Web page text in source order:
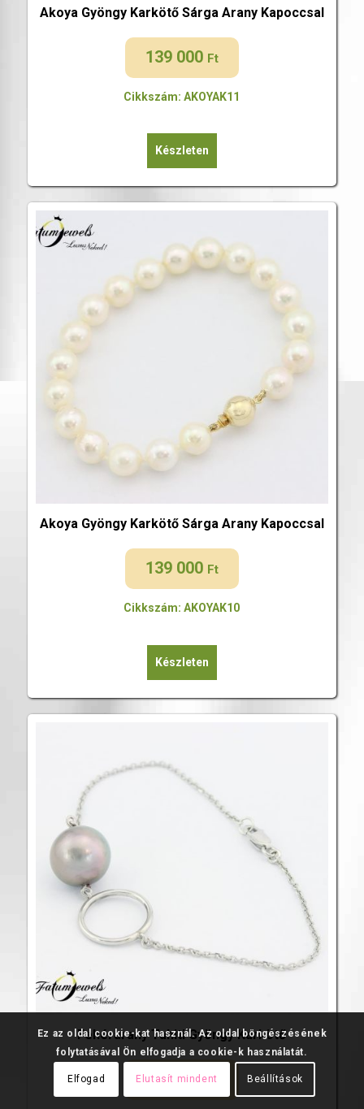
Akoya Gyöngy Karkötő Sárga Arany Kapoccsal
139 000 Ft
Cikkszám: AKOYAK11
Készleten
Akoya Gyöngy Karkötő Sárga Arany Kapoccsal
139 000 Ft
Cikkszám: AKOYAK10
Készleten
Fehérarany Tahiti Gyöngy Karkötő
279 000Ft
Ez az oldal cookie-kat használ. Az oldal böngészésének
folytatásával Ön elfogadja a cookie-k használatát.
Elfogad Elutasít mindent Beállítások